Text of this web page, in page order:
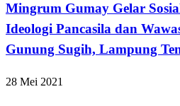
Mingrum Gumay Gelar
Ideologi Pancasila dan
Gunung Sugih, Lampung
28 Mei 2021